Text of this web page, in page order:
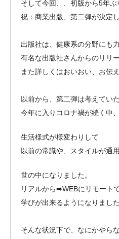
そして今回、、初版から5年ぶ
祝：商業出版、第二弾が決定
出版社は、健康系の分野にも
有名な出版社さんからのリリー
また詳しくはおいおい、お伝
以前から、第二弾は考えてい
今年に入りコロナ禍が続く中、
生活様式が様変わりして
以前の常識や、スタイルが通
世の中になりました。
リアルから➡WEBにリモート
学びが出来るようになりました
そんな状況下で、なにかやら